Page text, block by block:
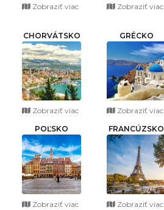
Zobraziť viac Zobraziť viac
CHORVÁTSKO
Zobraziť viac
GRÉCKO
Zobraziť viac
POĽSKO
Zobraziť viac
FRANCÚZSKO
Zobraziť viac